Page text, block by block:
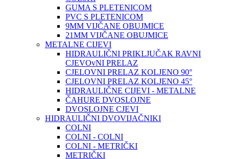
GUMA S PLETENICOM
PVC S PLETENICOM
9MM VIJČANE OBUJMICE
21MM VIJČANE OBUJMICE
METALNE CIJEVI
HIDRAULIČNI PRIKLJUČAK RAVNI
CJEVOvNI PRELAZ
CJELOVNI PRELAZ KOLJENO 90°
CJELOVNI PRELAZ KOLJENO 45°
HIDRAULIČNE CIJEVI - METALNE
ČAHURE DVOSLOJNE
DVOSLOJNE CJEVI
HIDRAULIČNI DVOVIJAČNIKI
COLNI
COLNI - COLNI
COLNI - METRIČKI
METRIČKI